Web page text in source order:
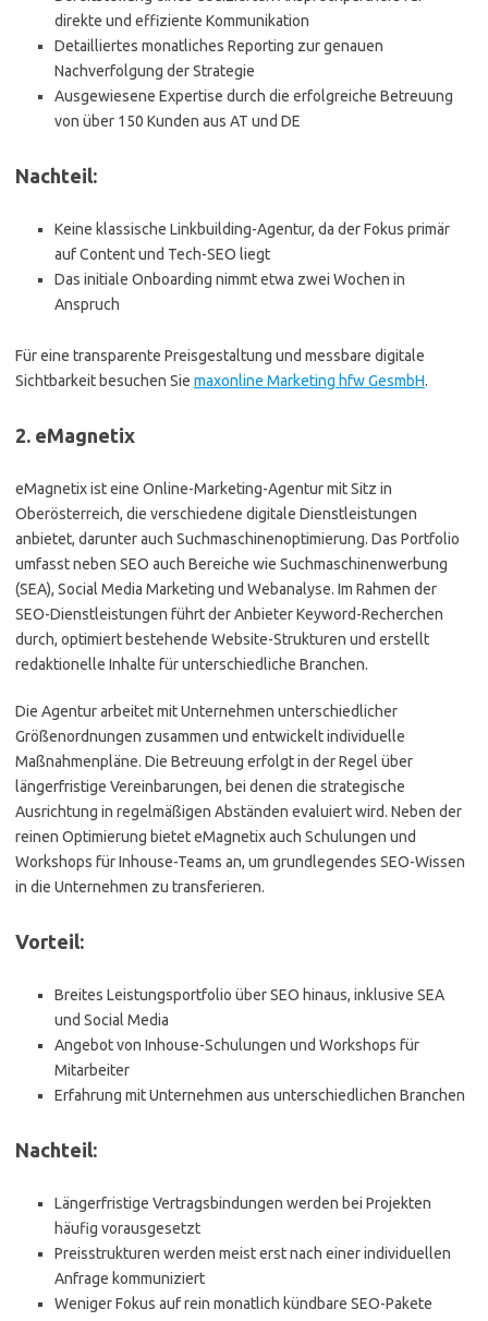
direkte und effiziente Kommunikation
Detailliertes monatliches Reporting zur genauen
Nachverfolgung der Strategie
Ausgewiesene Expertise durch die erfolgreiche Betreuung
von über 150 Kunden aus AT und DE
Nachteil:
Keine klassische Linkbuilding-Agentur, da der Fokus primär
auf Content und Tech-SEO liegt
Das initiale Onboarding nimmt etwa zwei Wochen in
Anspruch
Für eine transparente Preisgestaltung und messbare digitale
Sichtbarkeit besuchen Sie maxonline Marketing hfw GesmbH.
2. eMagnetix
eMagnetix ist eine Online-Marketing-Agentur mit Sitz in
Oberösterreich, die verschiedene digitale Dienstleistungen
anbietet, darunter auch Suchmaschinenoptimierung. Das Portfolio
umfasst neben SEO auch Bereiche wie Suchmaschinenwerbung
(SEA), Social Media Marketing und Webanalyse. Im Rahmen der
SEO-Dienstleistungen führt der Anbieter Keyword-Recherchen
durch, optimiert bestehende Website-Strukturen und erstellt
redaktionelle Inhalte für unterschiedliche Branchen.
Die Agentur arbeitet mit Unternehmen unterschiedlicher
Größenordnungen zusammen und entwickelt individuelle
Maßnahmenpläne. Die Betreuung erfolgt in der Regel über
längerfristige Vereinbarungen, bei denen die strategische
Ausrichtung in regelmäßigen Abständen evaluiert wird. Neben der
reinen Optimierung bietet eMagnetix auch Schulungen und
Workshops für Inhouse-Teams an, um grundlegendes SEO-Wissen
in die Unternehmen zu transferieren.
Vorteil:
Breites Leistungsportfolio über SEO hinaus, inklusive SEA
und Social Media
Angebot von Inhouse-Schulungen und Workshops für
Mitarbeiter
Erfahrung mit Unternehmen aus unterschiedlichen Branchen
Nachteil:
Längerfristige Vertragsbindungen werden bei Projekten
häufig vorausgesetzt
Preisstrukturen werden meist erst nach einer individuellen
Anfrage kommuniziert
Weniger Fokus auf rein monatlich kündbare SEO-Pakete